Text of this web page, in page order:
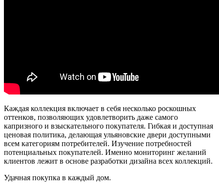
Каждая коллекция включает в себя несколько роскошных
оттенков, позволяющих удовлетворить даже самого
капризного и взыскательного покупателя. Гибкая и доступная
ценовая политика, делающая ульяновские двери доступными
всем категориям потребителей. Изучение потребностей
потенциальных покупателей. Именно мониторинг желаний
клиентов лежит в основе разработки дизайна всех коллекций.
Удачная покупка в каждый дом.